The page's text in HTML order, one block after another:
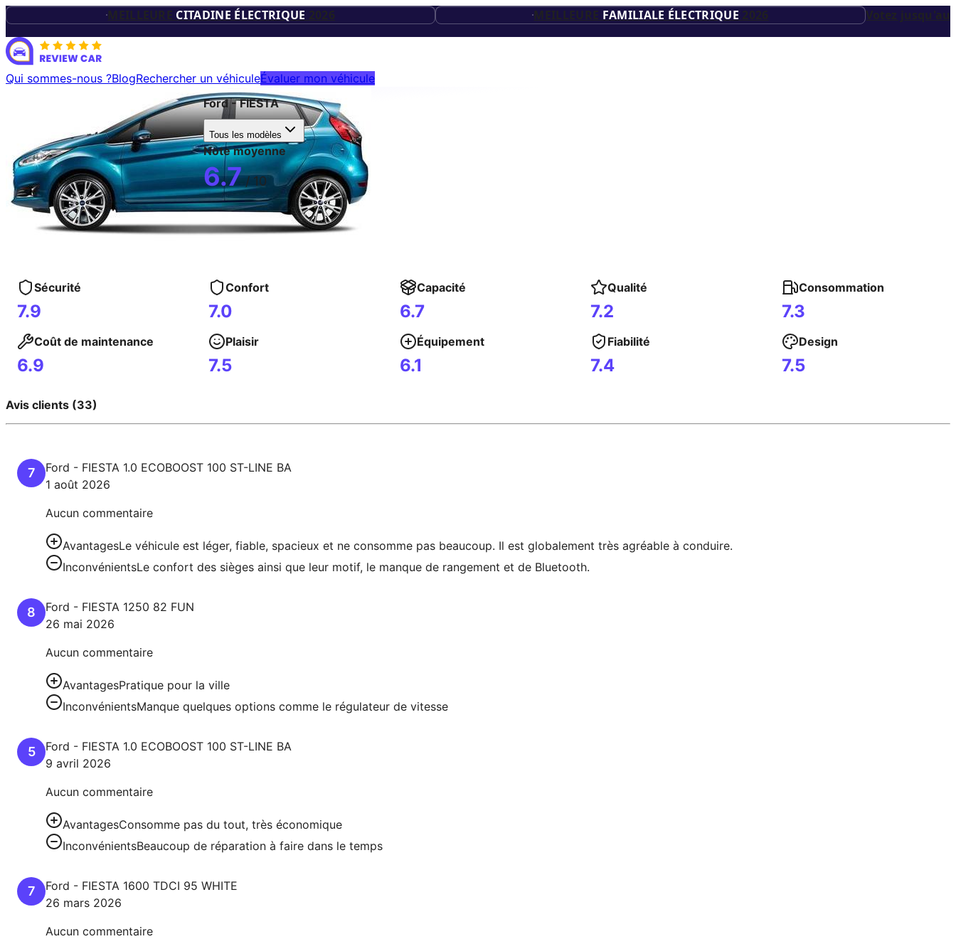
TROPHÉES DES
VÉHICULES
ÉLECTRIQUES
20
MEILLEURE CITADINE ÉLECTRIQUE 2026 MEILLEURE FAMILIALE ÉLECTRIQUE 2026 Votez jusqu'au
Qui sommes-nous ?BlogRechercher un véhiculeÉvaluer mon véhicule
Ford-FIESTA
Tous les modèles
Note moyenne
6.7 / 10
Sécurité
7.9
Confort
7.0
Capacité
6.7
Qualité
7.2
Consommation
7.3
Coût de maintenance
6.9
Plaisir
7.5
Équipement
6.1
Fiabilité
7.4
Design
7.5
Avis clients (33)
7 Ford - FIESTA 1.0 ECOBOOST 100 ST-LINE BA
1 août 2026
Aucun commentaire
AvantagesLe véhicule est léger, fiable, spacieux et ne consomme pas beaucoup. Il est globalement très agréable à conduire.
InconvénientsLe confort des sièges ainsi que leur motif, le manque de rangement et de Bluetooth.
8 Ford - FIESTA 1250 82 FUN
26 mai 2026
Aucun commentaire
AvantagesPratique pour la ville
InconvénientsManque quelques options comme le régulateur de vitesse
5 Ford - FIESTA 1.0 ECOBOOST 100 ST-LINE BA
9 avril 2026
Aucun commentaire
AvantagesConsomme pas du tout, très économique
InconvénientsBeaucoup de réparation à faire dans le temps
7 Ford - FIESTA 1600 TDCI 95 WHITE
26 mars 2026
Aucun commentaire